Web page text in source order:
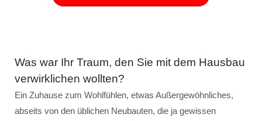
Was war Ihr Traum, den Sie mit dem Hausbau
verwirklichen wollten?
Ein Zuhause zum Wohlfühlen, etwas Außergewöhnliches,
abseits von den üblichen Neubauten, die ja gewissen